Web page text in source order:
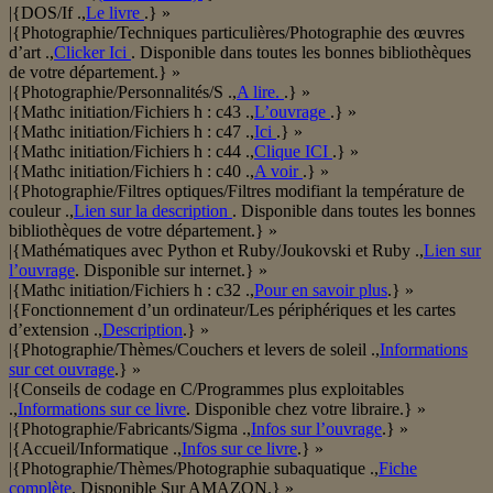
|{DOS/If .,Le livre .} »
|{Photographie/Techniques particulières/Photographie des œuvres
d’art .,Clicker Ici . Disponible dans toutes les bonnes bibliothèques
de votre département.} »
|{Photographie/Personnalités/S .,A lire. .} »
|{Mathc initiation/Fichiers h : c43 .,L’ouvrage .} »
|{Mathc initiation/Fichiers h : c47 .,Ici .} »
|{Mathc initiation/Fichiers h : c44 .,Clique ICI .} »
|{Mathc initiation/Fichiers h : c40 .,A voir .} »
|{Photographie/Filtres optiques/Filtres modifiant la température de
couleur .,Lien sur la description . Disponible dans toutes les bonnes
bibliothèques de votre département.} »
|{Mathématiques avec Python et Ruby/Joukovski et Ruby .,Lien sur
l’ouvrage. Disponible sur internet.} »
|{Mathc initiation/Fichiers h : c32 .,Pour en savoir plus.} »
|{Fonctionnement d’un ordinateur/Les périphériques et les cartes
d’extension .,Description.} »
|{Photographie/Thèmes/Couchers et levers de soleil .,Informations
sur cet ouvrage.} »
|{Conseils de codage en C/Programmes plus exploitables
.,Informations sur ce livre. Disponible chez votre libraire.} »
|{Photographie/Fabricants/Sigma .,Infos sur l’ouvrage.} »
|{Accueil/Informatique .,Infos sur ce livre.} »
|{Photographie/Thèmes/Photographie subaquatique .,Fiche
complète. Disponible Sur AMAZON.} »